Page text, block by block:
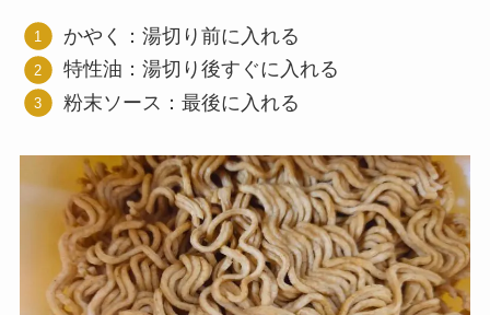
かやく：湯切り前に入れる
特性油：湯切り後すぐに入れる
粉末ソース：最後に入れる